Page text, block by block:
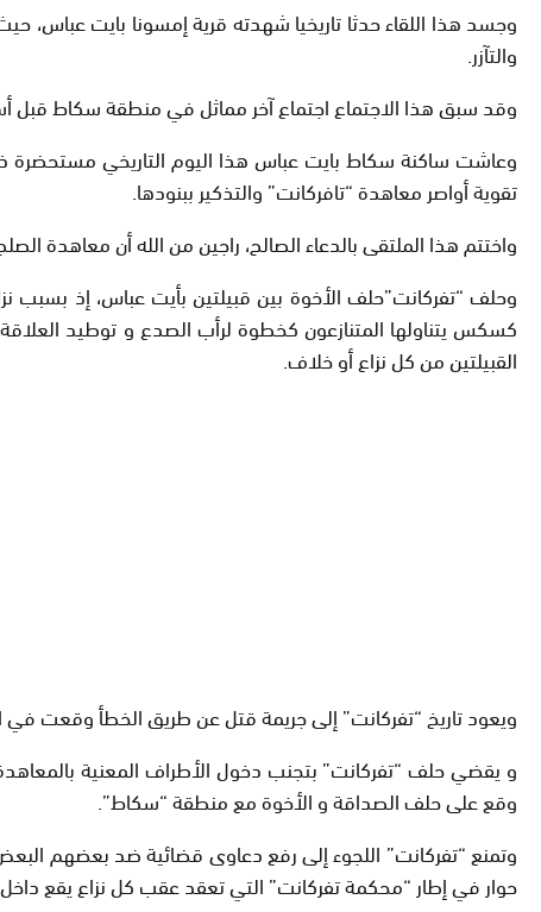
وجسد هذا اللقاء حدثا تاريخيا شهدته قرية إمسونا بايت
والتآزر.
وقد سبق هذا الاجتماع اجتماع آخر مماثل في منطقة سكاط قبل
وعاشت ساكنة سكاط بايت عباس هذا اليوم التاريخي مستحضرة
تقوية أواصر معاهدة “تافركانت” والتذكير ببنودها.
واختتم هذا الملتقى بالدعاء الصالح، راجين من الله أن معاهدة
وحلف “تفركانت”حلف الأخوة بين قبيلتين بأيت عباس، إذ بسبب
كسكس يتناولها المتنازعون كخطوة لرأب الصدع و توطيد
القبيلتين من كل نزاع أو خلاف.
ويعود تاريخ “تفركانت” إلى جريمة قتل عن طريق الخطأ وقعت في
و يقضي حلف “تفركانت” بتجنب دخول الأطراف المعنية
وقع على حلف الصداقة و الأخوة مع منطقة “سكاط”.
وتمنع “تفركانت” اللجوء إلى رفع دعاوى قضائية ضد بعضهم
حوار في إطار “محكمة تفركانت” التي تعقد عقب كل نزاع يقع داخل